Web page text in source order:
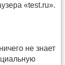
«test.ru».
не знает